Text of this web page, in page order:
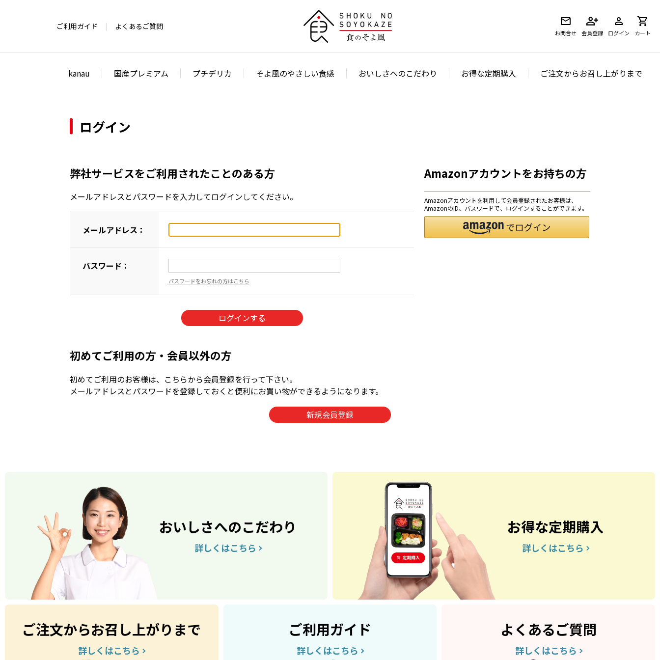
ご利用ガイド よくあるご質問
お問合せ 会員登録 ログイン カート
kanau 国産プレミアム プチデリカ そよ風のやさしい食感 おいしさへのこだわり お得な定期購入 ご注文からお召し上がりまで
ログイン
弊社サービスをご利用されたことのある方
メールアドレスとパスワードを入力してログインしてください。
メールアドレス：
パスワード：
パスワードをお忘れの方はこちら
Amazonアカウントをお持ちの方
Amazonアカウントを利用して会員登録されたお客様は、
AmazonのID、パスワードで、ログインすることができます。
初めてご利用の方・会員以外の方
初めてご利用のお客様は、こちらから会員登録を行って下さい。
メールアドレスとパスワードを登録しておくと便利にお買い物ができるようになります。
おいしさへのこだわり
詳しくはこちら
お得な定期購入
詳しくはこちら
ご注文からお召し上がりまで
詳しくはこちら
ご利用ガイド
詳しくはこちら
よくあるご質問
詳しくはこちら